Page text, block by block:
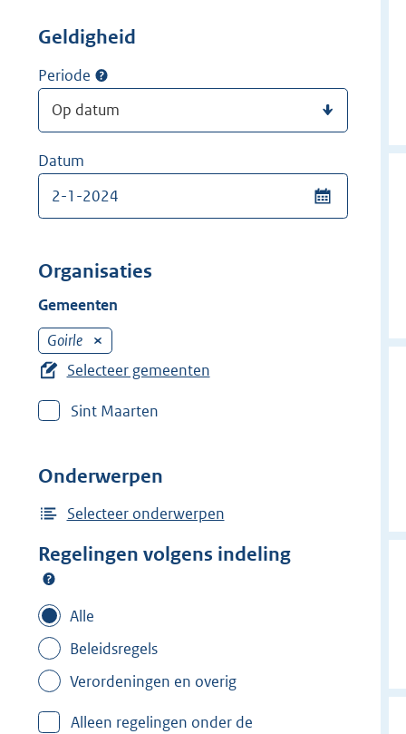
Geldigheid
Periode
Datum
Organisaties
Gemeenten
Goirle
e
w
d
e
f
l
e
r
Selecteer gemeenten
Sint Maarten
Onderwerpen
Selecteer onderwerpen
Regelingen volgens indeling
Alle
Beleidsregels
Verordeningen en overig
Alleen regelingen onder de